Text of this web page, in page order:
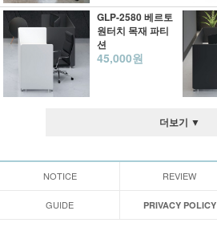
GLP-2580 베르토
원터치 목재 파티
션
45,000원
더보기 ▼
NOTICE REVIEW
GUIDE PRIVACY POLICY